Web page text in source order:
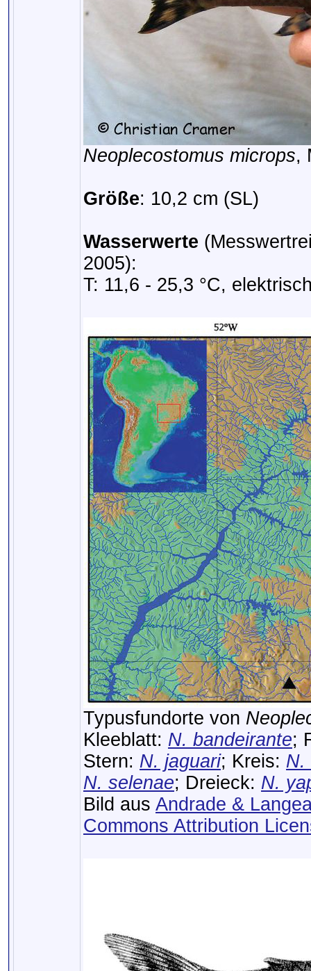
Neoplecostomus microps,
Größe: 10,2 cm (SL)
Wasserwerte
2005):
T: 11,6 - 25,3 °C,
Typusfundorte von
Kleeblatt: N. bandeirante;
Stern: N. jaguari; Kreis: N.
N. selenae; Dreieck: N.
Bild aus Andrade &
Commons Attribution